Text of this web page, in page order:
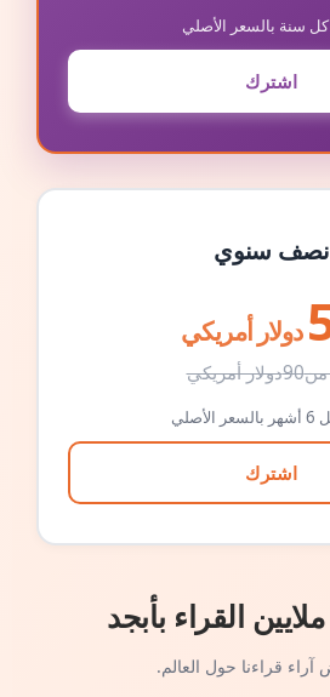
سنة بالسعر الأصلي
اشترك
نصف سنوي
دولار أمريكي
من90دولار أمريكي
اشترك
القراء بأبجد
آراء قراءنا حول العالم.